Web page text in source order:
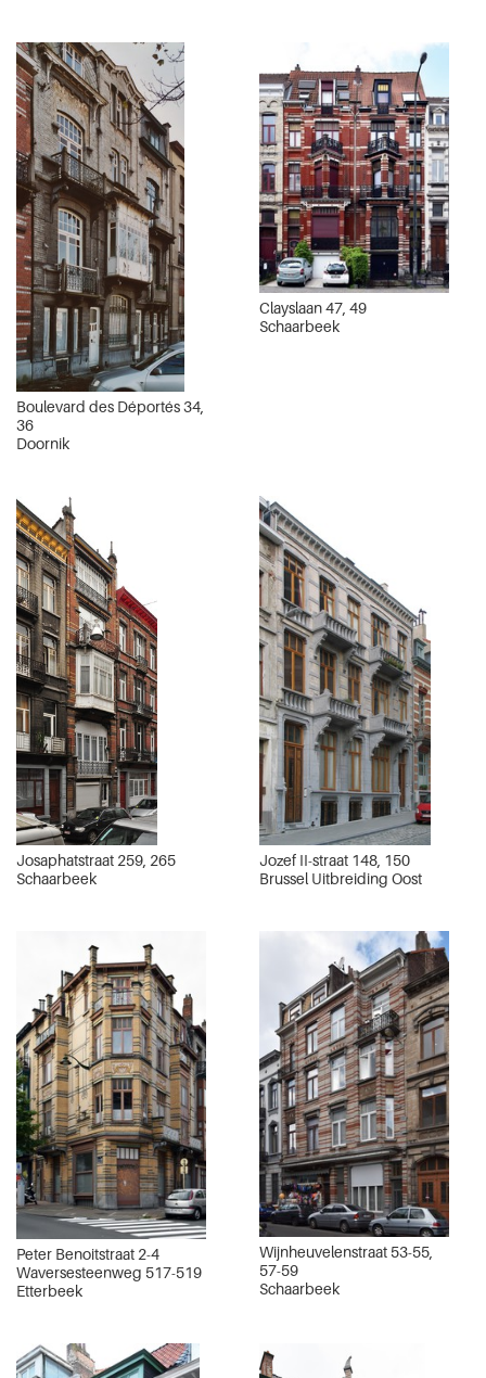
Boulevard des Déportés 34,
36
Doornik
Clayslaan 47, 49
Schaarbeek
Josaphatstraat 259, 265
Schaarbeek
Jozef II-straat 148, 150
Brussel Uitbreiding Oost
Peter Benoitstraat 2-4
Waversesteenweg 517-519
Etterbeek
Wijnheuvelenstraat 53-55,
57-59
Schaarbeek